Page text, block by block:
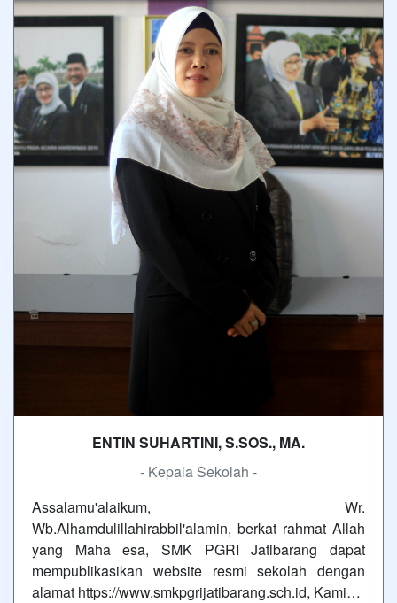
ENTIN SUHARTINI, S.SOS., MA.
- Kepala Sekolah -
Assalamu'alaikum, Wr.
Wb.Alhamdulillahirabbil'alamin, berkat rahmat Allah
yang Maha esa, SMK PGRI Jatibarang dapat
mempublikasikan website resmi sekolah dengan
alamat https://www.smkpgrijatibarang.sch.id, Kami…